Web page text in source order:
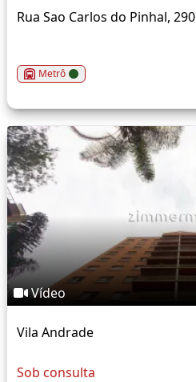
Rua Sao Carlos do Pinhal, 290
Metrô
Vídeo
Vila Andrade
Sob consulta